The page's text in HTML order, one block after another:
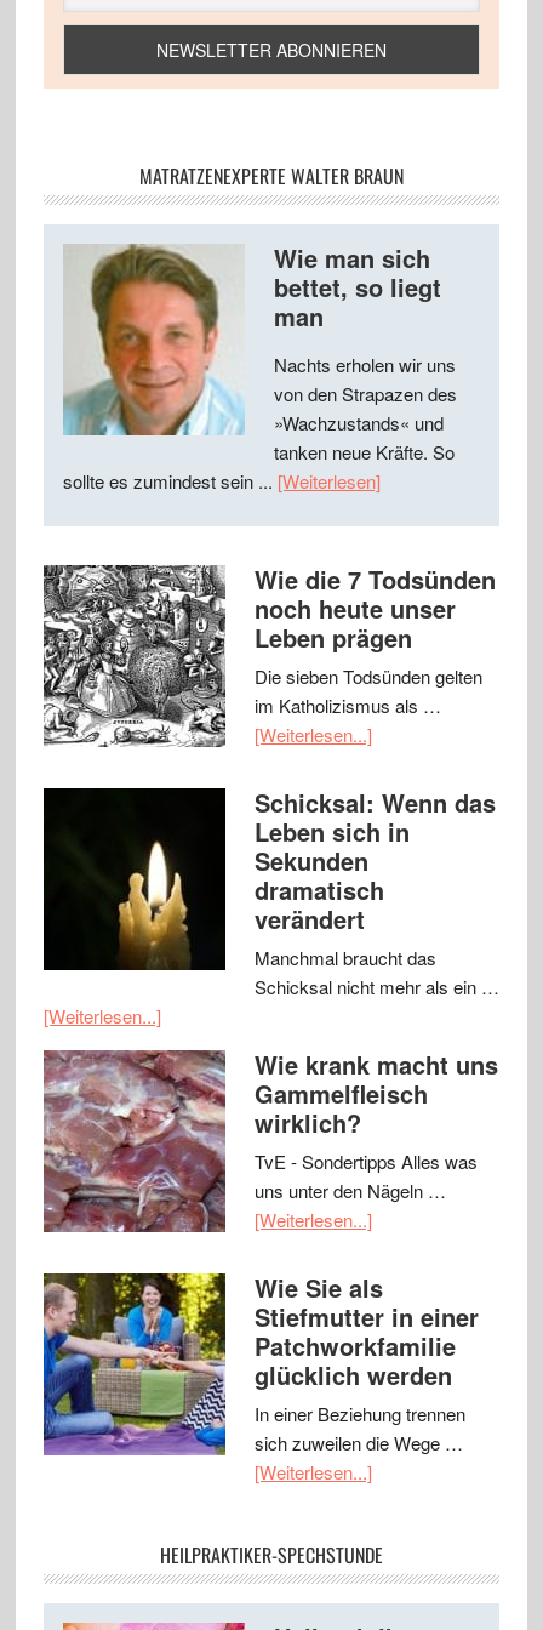
MATRATZENEXPERTE WALTER BRAUN
Wie man sich
bettet, so liegt
man
Nachts erholen wir uns
von den Strapazen des
»Wachzustands« und
tanken neue Kräfte. So
sollte es zumindest sein ... [Weiterlesen]
Wie die 7 Todsünden
noch heute unser
Leben prägen
Die sieben Todsünden gelten
im Katholizismus als …
[Weiterlesen...]
Schicksal: Wenn das
Leben sich in
Sekunden
dramatisch
verändert
Manchmal braucht das
Schicksal nicht mehr als ein …
[Weiterlesen...]
Wie krank macht uns
Gammelfleisch
wirklich?
TvE - Sondertipps Alles was
uns unter den Nägeln …
[Weiterlesen...]
Wie Sie als
Stiefmutter in einer
Patchworkfamilie
glücklich werden
In einer Beziehung trennen
sich zuweilen die Wege …
[Weiterlesen...]
HEILPRAKTIKER-SPECHSTUNDE